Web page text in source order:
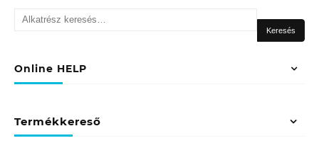
Keresés
Keresés
Online HELP
Termékkereső